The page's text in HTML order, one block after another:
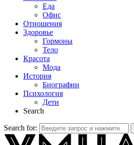
Еда
Офис
Отношения
Здоровье
Гормоны
Тело
Красота
Мода
История
Биографии
Психология
Дети
Search
Search for: